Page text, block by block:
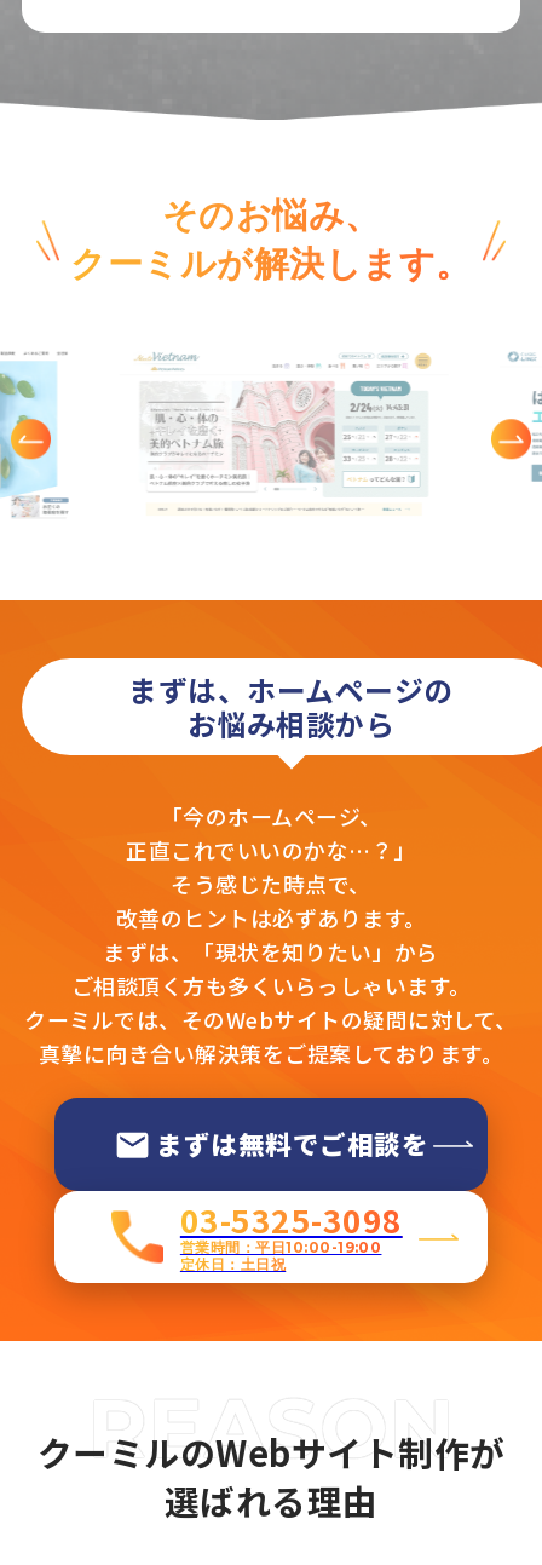
そのお悩み、
クーミルが解決します。
まずは、ホームページの
お悩み相談から
「今のホームページ、
正直これでいいのかな…？」
そう感じた時点で、
改善のヒントは必ずあります。
まずは、「現状を知りたい」から
ご相談頂く方も多くいらっしゃいます。
クーミルでは、そのWebサイトの疑問に対して、
真摯に向き合い解決策をご提案しております。
まずは無料でご相談を
03-5325-3098
営業時間：平日10:00-19:00
定休日：土日祝
クーミルのWebサイト制作が
選ばれる理由